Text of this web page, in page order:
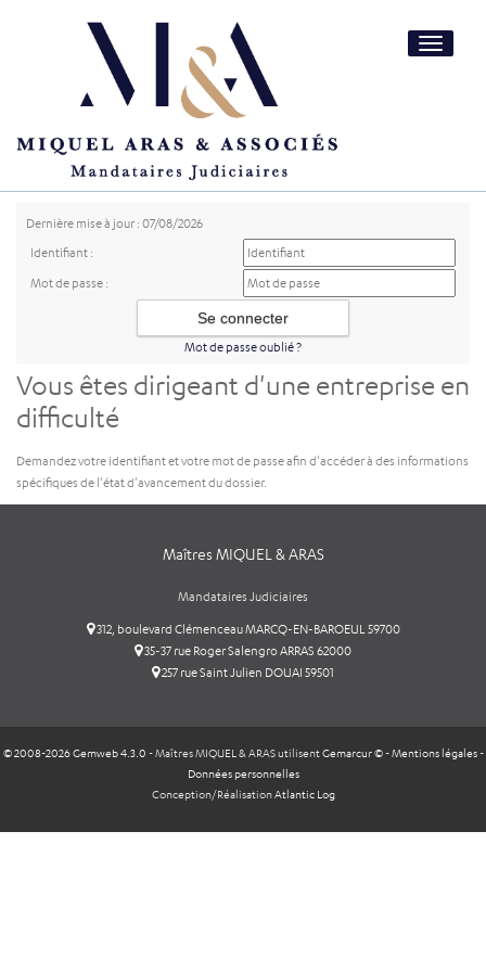
Toggle
Dernière mise à jour : 07/08/2026
Identifiant :
Mot de passe :
Mot de passe oublié ?
Vous êtes dirigeant d'une entreprise en
difficulté
Demandez votre identifiant et votre mot de passe afin d'accéder à des informations
spécifiques de l'état d'avancement du dossier.
Maîtres MIQUEL & ARAS
Mandataires Judiciaires
312, boulevard Clémenceau MARCQ-EN-BAROEUL 59700
35-37 rue Roger Salengro ARRAS 62000
257 rue Saint Julien DOUAI 59501
© 2008-2026 Gemweb 4.3.0 - Maîtres MIQUEL & ARAS utilisentGemarcur ©-Mentions légales-
Données personnelles
Conception/RéalisationAtlantic Log